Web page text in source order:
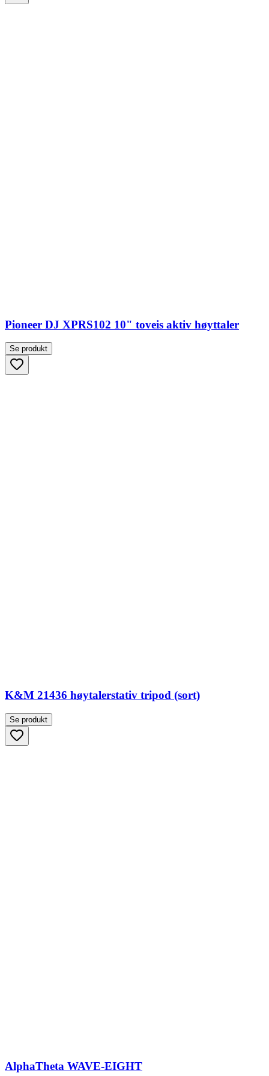
Pioneer DJ XPRS102 10" toveis aktiv høyttaler
Se produkt
K&M 21436 høytalerstativ tripod (sort)
Se produkt
AlphaTheta WAVE-EIGHT